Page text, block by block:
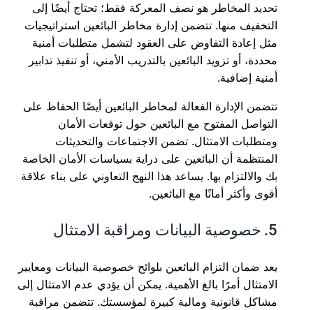
تحديد المخاطر هو نصف المعركة فقط؛ تحتاج أيضًا إلى
التخفيف منها. تتضمن إدارة مخاطر البائعين استراتيجيات
مثل إعادة التفاوض على العقود لتشمل متطلبات أمنية
محددة، أو تزويد البائعين بالتدريب الأمني، أو تنفيذ تدابير
أمنية إضافية.
تتضمن الإدارة الفعالة لمخاطر البائعين أيضًا الحفاظ على
التواصل المفتوح مع البائعين حول توقعات الأمان
ومتطلبات الامتثال. تضمن الاجتماعات والتحديثات
المنتظمة أن البائعين على دراية بسياسات الأمان الخاصة
بك والالتزام بها. يساعد هذا النهج التعاوني على بناء علاقة
أقوى وأكثر أمانًا مع البائعين.
5. خصوصية البيانات ومراقبة الامتثال
يعد ضمان التزام البائعين بلوائح خصوصية البيانات ومعايير
الامتثال أمرًا بالغ الأهمية. يمكن أن يؤدي عدم الامتثال إلى
مشاكل قانونية ومالية كبيرة لمؤسستك. تتضمن مراقبة